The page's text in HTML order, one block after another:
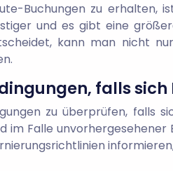
Buchungen zu erhalten,
und es gibt eine
kann man nicht
falls sich
zu überprüfen, falls
im Falle